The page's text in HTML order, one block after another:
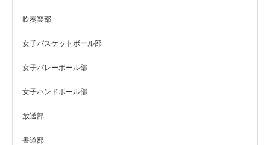
吹奏楽部
女子バスケットボール部
女子バレーボール部
女子ハンドボール部
放送部
書道部